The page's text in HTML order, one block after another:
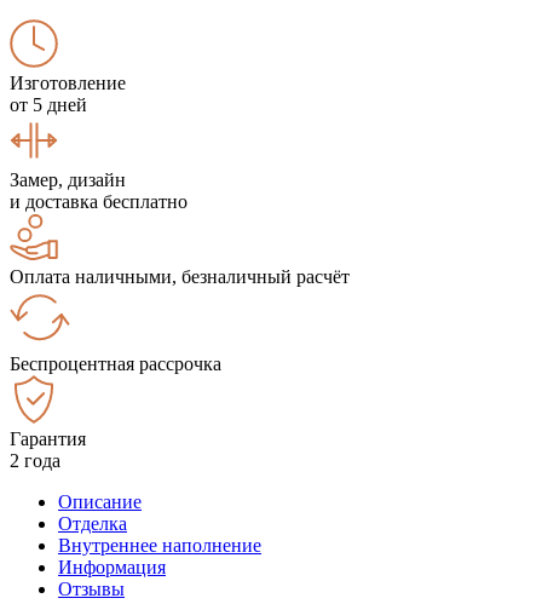
Изготовление
от 5 дней
Замер, дизайн
и доставка бесплатно
Оплата наличными, безналичный расчёт
Беспроцентная рассрочка
Гарантия
2 года
Описание
Отделка
Внутреннее наполнение
Информация
Отзывы